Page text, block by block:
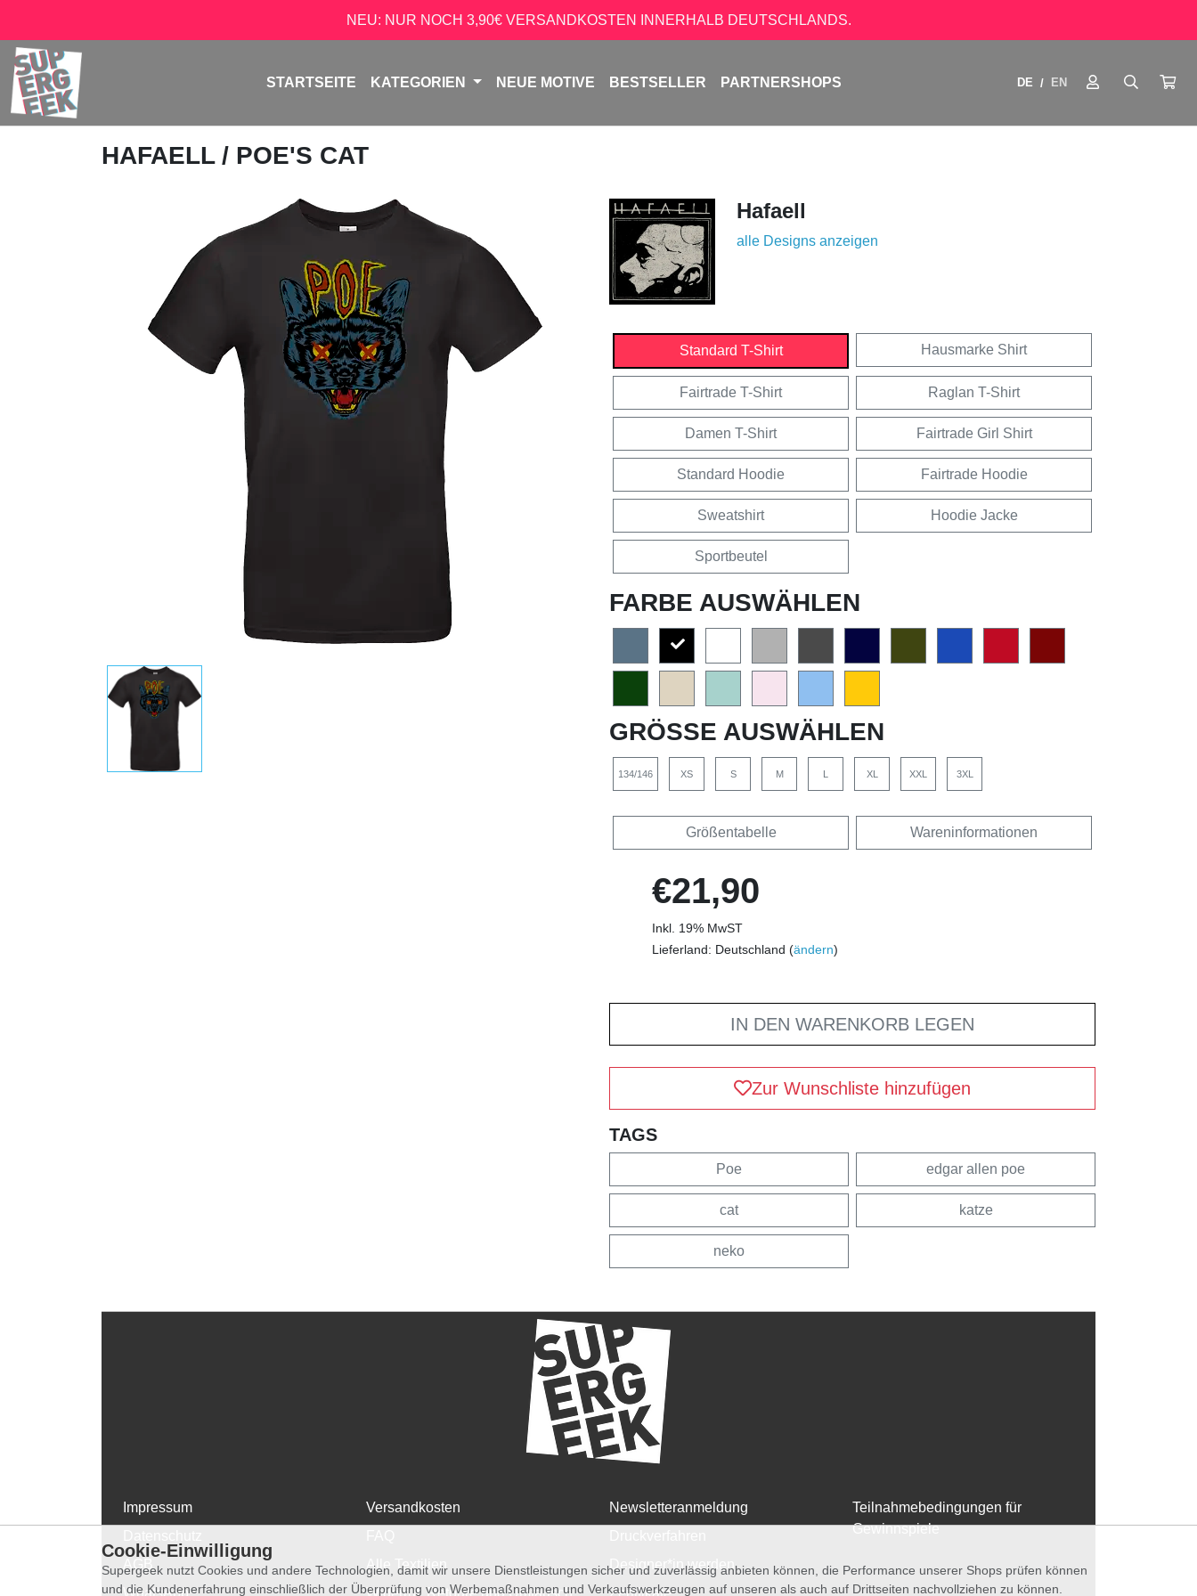
NEU: NUR NOCH 3,90€ VERSANDKOSTEN INNERHALB DEUTSCHLANDS.
STARTSEITE KATEGORIEN NEUE MOTIVE BESTSELLER PARTNERSHOPS DE / EN
HAFAELL / POE'S CAT
Hafaell
alle Designs anzeigen
Standard T-Shirt Hausmarke Shirt
Fairtrade T-Shirt Raglan T-Shirt
Damen T-Shirt Fairtrade Girl Shirt
Standard Hoodie Fairtrade Hoodie
Sweatshirt Hoodie Jacke
Sportbeutel
FARBE AUSWÄHLEN
GRÖSSE AUSWÄHLEN
134/146 XS S M L XL XXL 3XL
Größentabelle Wareninformationen
€21,90
Inkl. 19% MwST
Lieferland: Deutschland (ändern)
IN DEN WARENKORB LEGEN
Zur Wunschliste hinzufügen
TAGS
Poe edgar allen poe
cat katze
neko
Impressum
WhatsApp
Versandkosten
Alle Textilien
Widerruf, Retoure und Umtausch
Newsletteranmeldung
Designer*in werden
Zertifikate
Teilnahmebedingungen für
Gewinnspiele
Cookie-Einwilligung
Supergeek nutzt Cookies und andere Technologien, damit wir unsere Dienstleistungen sicher und zuverlässig anbieten können, die Performance unserer Shops prüfen können
und die Kundenerfahrung einschließlich der Überprüfung von Werbemaßnahmen und Verkaufswerkzeugen auf unseren als auch auf Drittseiten nachvollziehen zu können.